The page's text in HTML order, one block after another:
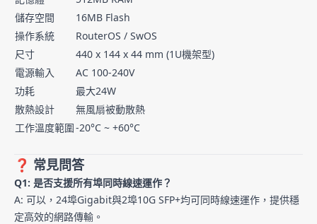
儲存空間
16MB Flash
操作系統
RouterOS / SwOS
尺寸
440 x 144 x 44 mm (1U機架型)
電源輸入
AC 100-240V
功耗
最大24W
散熱設計
無風扇被動散熱
工作溫度範圍-20°C ~ +60°C
❓ 常見問答
Q1: 是否支援所有埠同時線速運作？
A: 可以，24埠Gigabit與2埠10G SFP+均可同時線速運作，提供穩
定高效的網路傳輸。